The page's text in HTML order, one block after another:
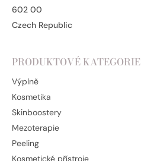
602 00
Czech Republic
PRODUKTOVÉ KATEGORIE
Výplně
Kosmetika
Skinboostery
Mezoterapie
Peeling
Kosmetické přístroje